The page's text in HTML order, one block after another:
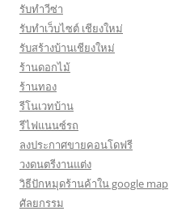
รับทำวีซ่า
รับทำเว็บไซต์ เชียงใหม่
รับสร้างบ้านเชียงใหม่
ร้านดอกไม้
ร้านทอง
รีโนเวทบ้าน
รีไฟแนนซ์รถ
ลงประกาศขายคอนโดฟรี
วงดนตรีงานแต่ง
วิธีปักหมุดร้านค้าใน google map
ศัลยกรรม